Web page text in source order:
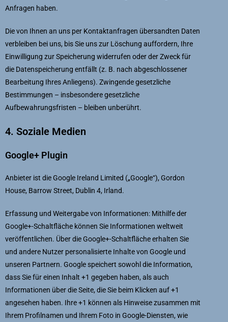
Anfragen haben.
Die von Ihnen an uns per Kontaktanfragen übersandten Daten
verbleiben bei uns, bis Sie uns zur Löschung auffordern, Ihre
Einwilligung zur Speicherung widerrufen oder der Zweck für
die Datenspeicherung entfällt (z. B. nach abgeschlossener
Bearbeitung Ihres Anliegens). Zwingende gesetzliche
Bestimmungen – insbesondere gesetzliche
Aufbewahrungsfristen – bleiben unberührt.
4. Soziale Medien
Google+ Plugin
Anbieter ist die Google Ireland Limited („Google“), Gordon
House, Barrow Street, Dublin 4, Irland.
Erfassung und Weitergabe von Informationen: Mithilfe der
Google+-Schaltfläche können Sie Informationen weltweit
veröffentlichen. Über die Google+-Schaltfläche erhalten Sie
und andere Nutzer personalisierte Inhalte von Google und
unseren Partnern. Google speichert sowohl die Information,
dass Sie für einen Inhalt +1 gegeben haben, als auch
Informationen über die Seite, die Sie beim Klicken auf +1
angesehen haben. Ihre +1 können als Hinweise zusammen mit
Ihrem Profilnamen und Ihrem Foto in Google-Diensten, wie